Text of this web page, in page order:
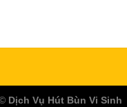
Dịch Vụ Hút Bùn Vi Sinh